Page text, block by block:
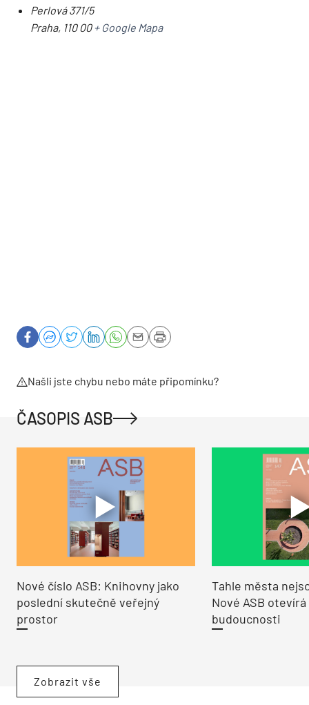
Perlová 371/5
Praha, 110 00 + Google Mapa
Našli jste chybu nebo máte připomínku?
ČASOPIS ASB
Nové číslo ASB: Knihovny jako
poslední skutečně veřejný
prostor
Tahle města
Nové ASB
budoucnosti
Zobrazit vše